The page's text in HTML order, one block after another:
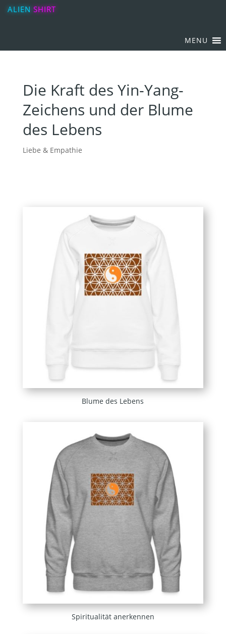
ALIEN SHIRT
MENU
Die Kraft des Yin-Yang-
Zeichens und der Blume
des Lebens
Liebe & Empathie
Blume des Lebens
Spiritualität anerkennen